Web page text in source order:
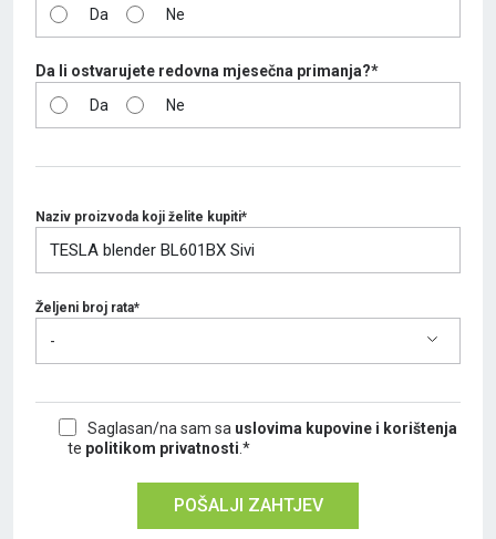
Da
Ne
Da li ostvarujete redovna mjesečna primanja?*
Da
Ne
Naziv proizvoda koji želite kupiti*
Željeni broj rata*
-
Saglasan/na sam sa uslovima kupovine i korištenja
te politikom privatnosti .*
POŠALJI ZAHTJEV